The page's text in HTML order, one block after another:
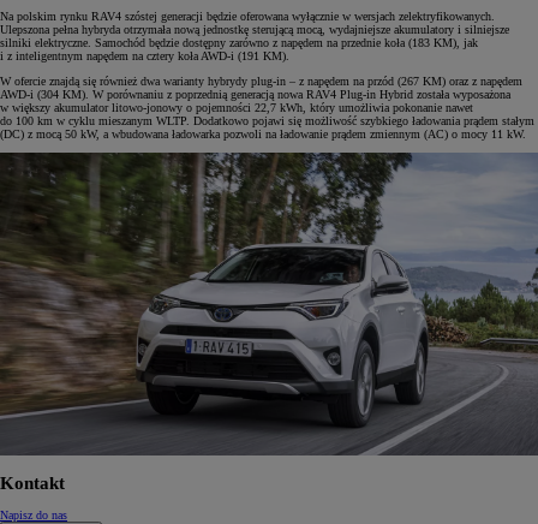
Na polskim rynku RAV4 szóstej generacji będzie oferowana wyłącznie w wersjach zelektryfikowanych.
Ulepszona pełna hybryda otrzymała nową jednostkę sterującą mocą, wydajniejsze akumulatory i silniejsze
silniki elektryczne. Samochód będzie dostępny zarówno z napędem na przednie koła (183 KM), jak
i z inteligentnym napędem na cztery koła AWD-i (191 KM).
W ofercie znajdą się również dwa warianty hybrydy plug-in – z napędem na przód (267 KM) oraz z napędem
AWD-i (304 KM). W porównaniu z poprzednią generacją nowa RAV4 Plug-in Hybrid została wyposażona
w większy akumulator litowo-jonowy o pojemności 22,7 kWh, który umożliwia pokonanie nawet
do 100 km w cyklu mieszanym WLTP. Dodatkowo pojawi się możliwość szybkiego ładowania prądem stałym
(DC) z mocą 50 kW, a wbudowana ładowarka pozwoli na ładowanie prądem zmiennym (AC) o mocy 11 kW.
Kontakt
Napisz do nas